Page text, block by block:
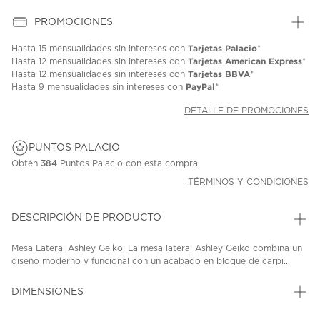
PROMOCIONES
Hasta 15 mensualidades sin intereses con Tarjetas Palacio*
Hasta 12 mensualidades sin intereses con Tarjetas American Express*
Hasta 12 mensualidades sin intereses con Tarjetas BBVA*
Hasta 9 mensualidades sin intereses con PayPal*
DETALLE DE PROMOCIONES
PUNTOS PALACIO
Obtén 384 Puntos Palacio con esta compra.
TÉRMINOS Y CONDICIONES
DESCRIPCIÓN DE PRODUCTO
Mesa Lateral Ashley Geiko; La mesa lateral Ashley Geiko combina un
diseño moderno y funcional con un acabado en bloque de carpi...
DIMENSIONES